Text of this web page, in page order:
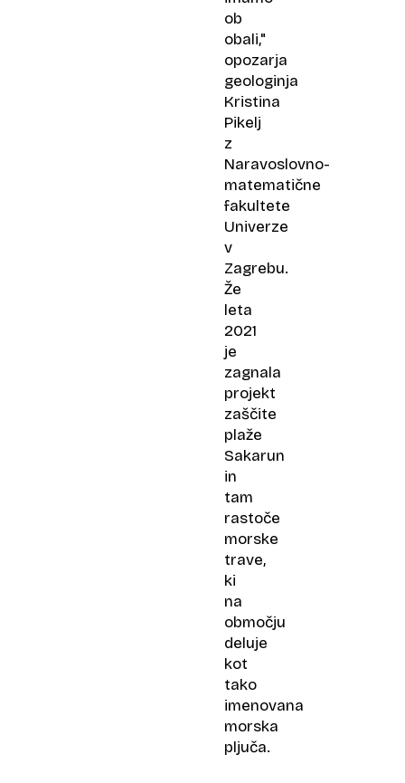
ob
obali,"
opozarja
geologinja
Kristina
Pikelj
z
Naravoslovno-
matematične
fakultete
Univerze
v
Zagrebu.
Že
leta
2021
je
zagnala
projekt
zaščite
plaže
Sakarun
in
tam
rastoče
morske
trave,
ki
na
območju
deluje
kot
tako
imenovana
morska
pljuča.